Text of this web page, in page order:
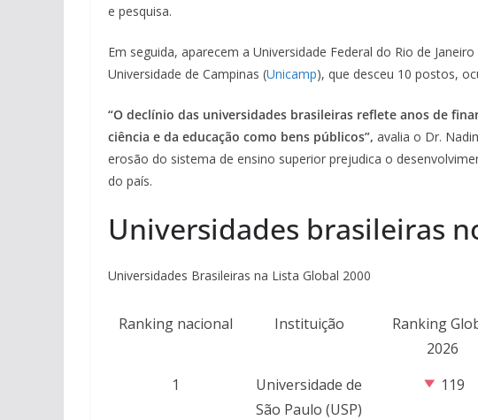
e pesquisa.
Em seguida, aparecem a Universidade Federal do Rio de Janeiro
Universidade de Campinas (Unicamp), que desceu 10 postos,
“O declínio das universidades brasileiras reflete anos de
ciência e da educação como bens públicos”, avalia o Dr.
erosão do sistema de ensino superior prejudica o
do país.
Universidades brasileiras
Universidades Brasileiras na Lista Global 2000
Ranking nacional Instituição
Ranking
2026
1
Universidade de
São Paulo (USP)
119